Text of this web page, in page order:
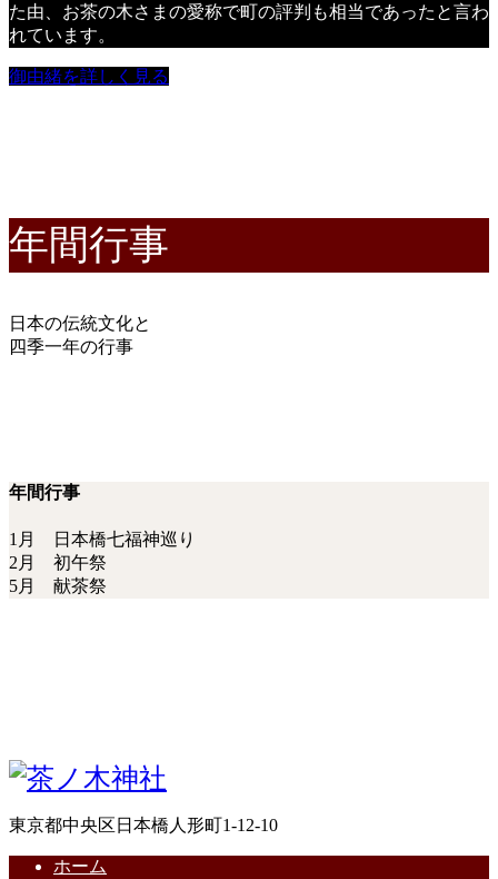
た由、お茶の木さまの愛称で町の評判も相当であったと言わ
れています。
御由緒を詳しく見る
年間行事
日本の伝統文化と
四季一年の行事
年間行事
1月 日本橋七福神巡り
2月 初午祭
5月 献茶祭
東京都中央区日本橋人形町1-12-10
ホーム